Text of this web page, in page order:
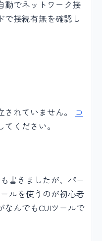
動でネットワーク接
で接続有無を確認し
れていません。
コ
ください。
書きましたが、パー
ルを使うのが初心者
なんでもCUIツールで